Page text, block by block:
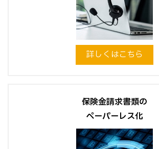
詳しくはこちら
保険金請求書類の
ペーパーレス化